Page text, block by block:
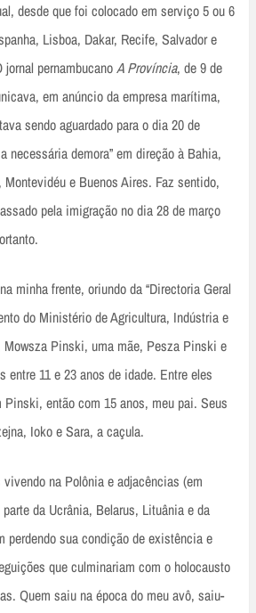
desde que foi colocado em serviço 5 ou 6
Lisboa, Dakar, Recife, Salvador e
pernambucanoA Província, de 9 de
em anúncio da empresa marítima,
sendo aguardado para o dia 20 de
necessária demora” em direção à Bahia,
e Buenos Aires. Faz sentido,
pela imigração no dia 28 de março
minha frente, oriundo da “Directoria Geral
do Ministério de Agricultura, Indústria e
Mowsza Pinski, uma mãe, Pesza Pinski e
entre 11 e 23 anos de idade. Entre eles
Pinski, então com 15 anos, meu pai. Seus
Ioko e Sara, a caçula.
na Polônia e adjacências (em
da Ucrânia, Belarus, Lituânia e da
perdendo sua condição de existência e
que culminariam com o holocausto
Quem saiu na época do meu avô, saiu-